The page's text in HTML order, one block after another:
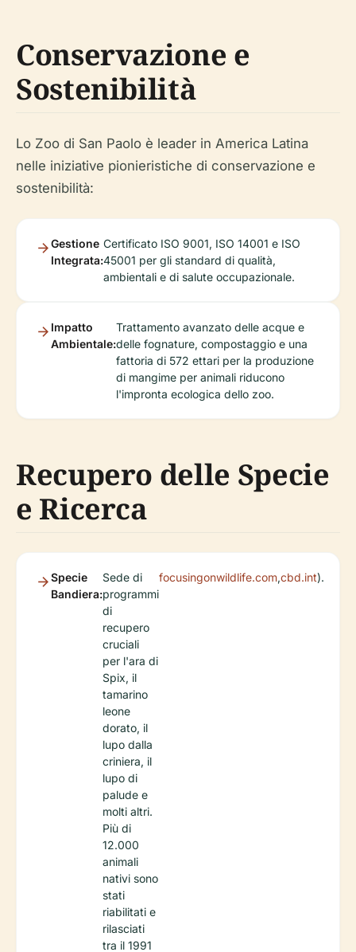
Conservazione e
Sostenibilità
Lo Zoo di San Paolo è leader in America Latina
nelle iniziative pionieristiche di conservazione e
sostenibilità:
Gestione
Integrata:
Certificato ISO 9001, ISO 14001 e ISO
45001 per gli standard di qualità,
ambientali e di salute occupazionale.
Impatto
Ambientale:
Trattamento avanzato delle acque e
delle fognature, compostaggio e una
fattoria di 572 ettari per la produzione
di mangime per animali riducono
l'impronta ecologica dello zoo.
Recupero delle Specie
e Ricerca
Specie
Bandiera:
Sede di
programmi
di
recupero
cruciali
per l'ara di
Spix, il
tamarino
leone
dorato, il
lupo dalla
criniera, il
lupo di
palude e
molti altri.
Più di
12.000
animali
nativi sono
stati
riabilitati e
rilasciati
tra il 1991
focusingonwildlife.com,cbd.int).